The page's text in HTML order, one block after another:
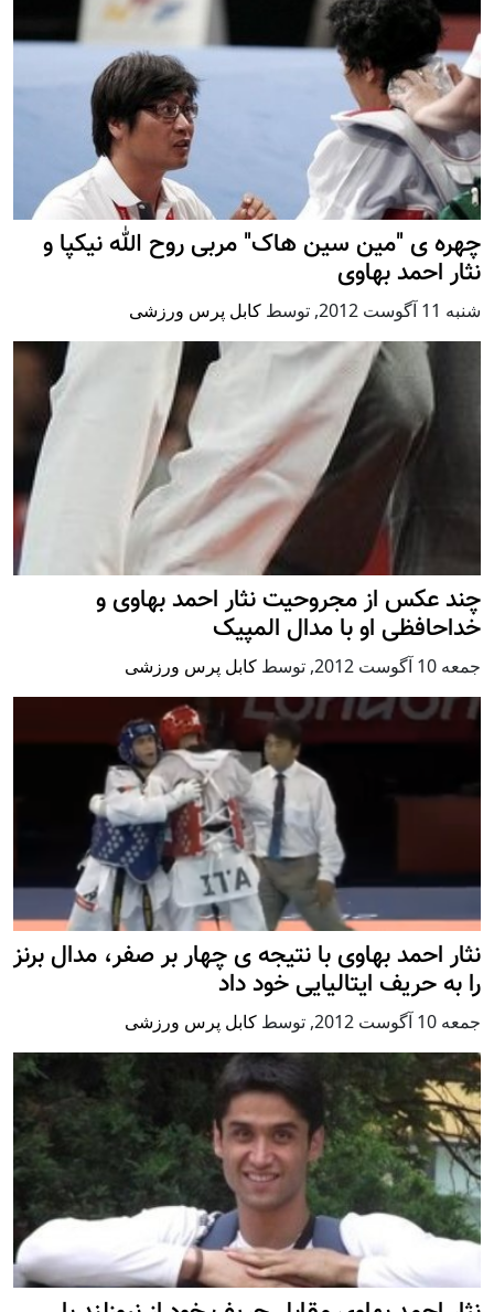
چهره ی "مین سین هاک" مربی روح الله نیکپا و
نثار احمد بهاوی
شنبه 11 آگوست 2012 , توسط کابل پرس ورزشی
چند عکس از مجروحیت نثار احمد بهاوی و
خداحافظی او با مدال المپیک
جمعه 10 آگوست 2012 , توسط کابل پرس ورزشی
نثار احمد بهاوی با نتیجه ی چهار بر صفر، مدال برنز
را به حریف ایتالیایی خود داد
جمعه 10 آگوست 2012 , توسط کابل پرس ورزشی